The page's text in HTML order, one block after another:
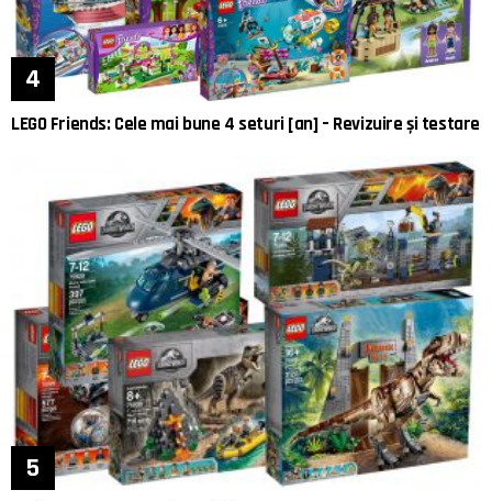
LEGO Friends: Cele mai bune 4 seturi [an] – Revizuire și testare